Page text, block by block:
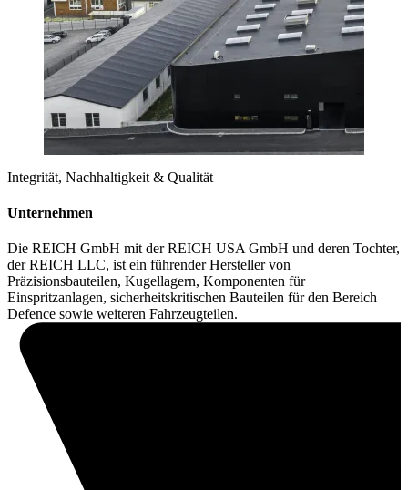
Integrität, Nachhaltigkeit & Qualität
Unternehmen
Die REICH GmbH mit der REICH USA GmbH und deren Tochter,
der REICH LLC, ist ein führender Hersteller von
Präzisionsbauteilen, Kugellagern, Komponenten für
Einspritzanlagen, sicherheitskritischen Bauteilen für den Bereich
Defence sowie weiteren Fahrzeugteilen.